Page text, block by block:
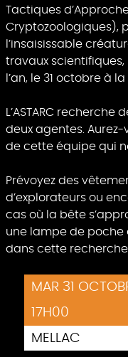
Tactiques
Cryptozoologiques),
l’insaisissable
travaux
l’an, le 31 octobre à
L’ASTARC
deux agentes.
de cette équipe qui
Prévoyez des
d’explorateurs ou
cas où la bête
une lampe de poche
dans cette
MAR 31
17H00
MELLAC